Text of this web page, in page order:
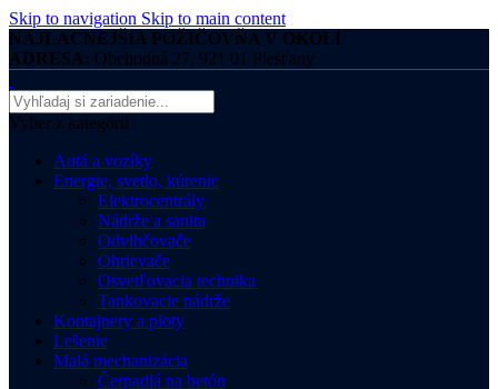
Skip to navigation Skip to main content
NAJLACNEJŠIA POŽIČOVŇA V OKOLÍ
ADRESA: Obchodná 27, 921 01 Piešťany
Vyber z kategórii
Autá a vozíky
Energie, svetlo, kúrenie
Elektrocentrály
Nádrže a sanita
Odvlhčovače
Ohrievače
Osvetľovacia technika
Tankovacie nádrže
Kontajnery a ploty
Lešenie
Malá mechanizácia
Čerpadlá na betón